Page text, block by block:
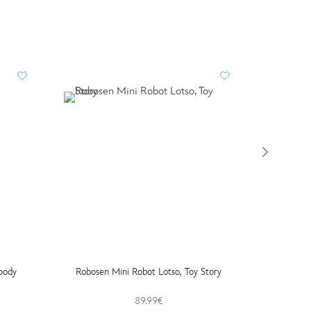
Robosen Mini Robot Lotso, Toy Story
89.99€